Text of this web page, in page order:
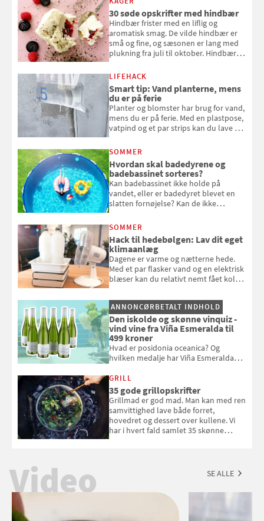
30 søde opskrifter med hindbær
Hindbær frister med en liflig og
aromatisk smag. De vilde hindbær er
små og fine, og sæsonen er lang med
plukning fra juli til oktober. Hindbær
kan bruge dine hindbær i alt fra
bagværk og salater til is og syltning.
LIFEHACK
Smart tip: Vand planterne, mens
du er på ferie
Planter og blomster har brug for vand,
mens du er på ferie. Med en plastpose,
vatpind og et par strips kan du lave dit
at bede naboen om at vande eller
komme hjem til døde planter
SOMMER
Hvordan skal badedyrene og
badebassinet sorteres?
Kan badebassinet ikke holde på
vandet, eller er badedyret blevet en
slatten fornøjelse? Kan de ikke
opmærksom, når du smider
badebassinet eller et badedyr ud
SOMMER
Hack til hedebølgen: Lav dit eget
klimaanlæg
Dagene er varme og nætterne hede.
Med et par flasker vand og en elektrisk
blæser kan du relativt nemt fået koldt
og se, hvordan du gør
ANNONCØRBETALT INDHOLD
Den iskolde og skønne vinquiz -
vind vine fra Viña Esmeralda til
499 kroner
Hvad er posidonia oceanica? Og
hvilken medalje har Viña Esmeralda
med i Samvirkes skønne vinquiz, hvor
du kan vinde 6 flasker vin fra Viña
Esmeralda. Konkurrencen slutter 1.
september 2026.
GRILL
35 gode grillopskrifter
Grillmad er god mad. Man kan med ren
samvittighed lave både forret,
hovedret og dessert over kullene. Vi
har i hvert fald samlet 35 skønne
Video SE ALLE